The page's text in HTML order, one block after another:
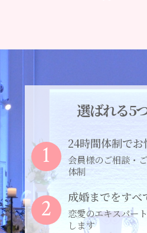
選ばれる5
24時間体制で
会員様のご相談・
体制
1
成婚までをすべ
恋愛のエキスパー
します
2